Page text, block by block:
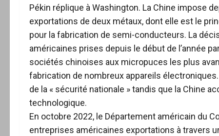
Pékin réplique à Washington. La Chine impose
exportations de deux métaux, dont elle est le
pour la fabrication de semi-conducteurs. La
américaines prises depuis le début de l’année
sociétés chinoises aux micropuces les plus
fabrication de nombreux appareils
de la « sécurité nationale » tandis que la Chine
technologique.
En octobre 2022, le Département américain du
entreprises américaines exportations à travers